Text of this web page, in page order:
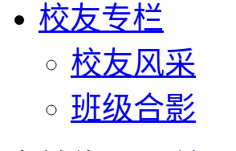
校友专栏
校友风采
班级合影